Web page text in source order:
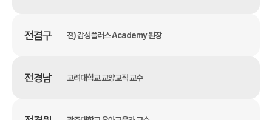
전겸구 전) 감성플러스 Academy 원장
전경남 고려대학교 교양교직 교수